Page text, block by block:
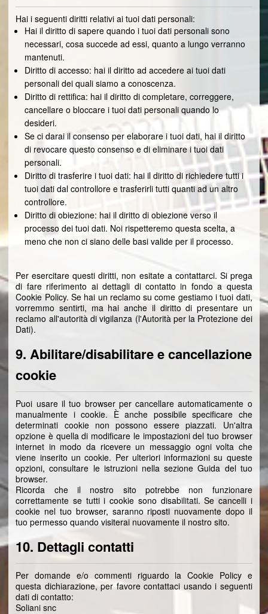
Hai i seguenti diritti relativi ai tuoi dati personali:
Hai il diritto di sapere quando i tuoi dati personali sono
necessari, cosa succede ad essi, quanto a lungo verranno
mantenuti.
Diritto di accesso: hai il diritto ad accedere ai tuoi dati
personali dei quali siamo a conoscenza.
Diritto di rettifica: hai il diritto di completare, correggere,
cancellare o bloccare i tuoi dati personali quando lo
desideri.
Se ci darai il consenso per elaborare i tuoi dati, hai il diritto
di revocare questo consenso e di eliminare i tuoi dati
personali.
Diritto di trasferire i tuoi dati: hai il diritto di richiedere tutti i
tuoi dati dal controllore e trasferirli tutti quanti ad un altro
controllore.
Diritto di obiezione: hai il diritto di obiezione verso il
processo dei tuoi dati. Noi rispetteremo questa scelta, a
meno che non ci siano delle basi valide per il processo.
Per esercitare questi diritti, non esitate a contattarci. Si prega
di fare riferimento ai dettagli di contatto in fondo a questa
Cookie Policy. Se hai un reclamo su come gestiamo i tuoi dati,
vorremmo sentirti, ma hai anche il diritto di presentare un
reclamo all'autorità di vigilanza (l'Autorità per la Protezione dei
Dati).
9. Abilitare/disabilitare e cancellazione
cookie
Puoi usare il tuo browser per cancellare automaticamente o
manualmente i cookie. È anche possibile specificare che
determinati cookie non possono essere piazzati. Un'altra
opzione è quella di modificare le impostazioni del tuo browser
internet in modo da ricevere un messaggio ogni volta che
viene inserito un cookie. Per ulteriori informazioni su queste
opzioni, consultare le istruzioni nella sezione Guida del tuo
browser.
Ricorda che il nostro sito potrebbe non funzionare
correttamente se tutti i cookie sono disabilitati. Se cancelli i
cookie nel tuo browser, saranno riposti nuovamente dopo il
tuo permesso quando visiterai nuovamente il nostro sito.
10. Dettagli contatti
Per domande e/o commenti riguardo la Cookie Policy e
questa dichiarazione, per favore contattaci usando i seguenti
dati di contatto:
Soliani snc